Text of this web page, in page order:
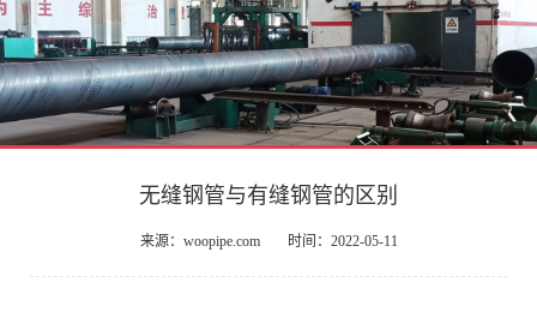
无缝钢管与有缝钢管的区别
来源：woopipe.com 时间：2022-05-11